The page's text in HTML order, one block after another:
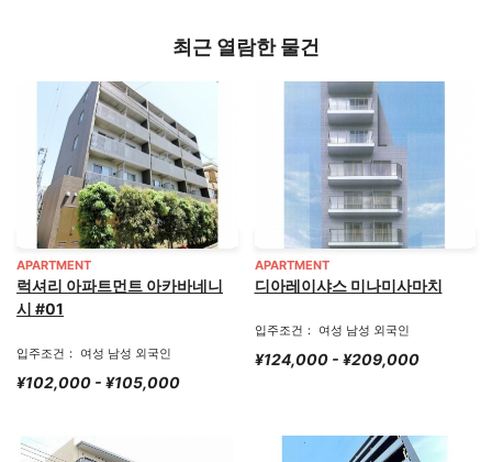
최근 열람한 물건
APARTMENT
럭셔리 아파트먼트 아카바네니
시 #01
입주조건： 여성 남성 외국인
¥102,000 - ¥105,000
APARTMENT
디아레이샤스 미나미사마치
입주조건： 여성 남성 외국인
¥124,000 - ¥209,000